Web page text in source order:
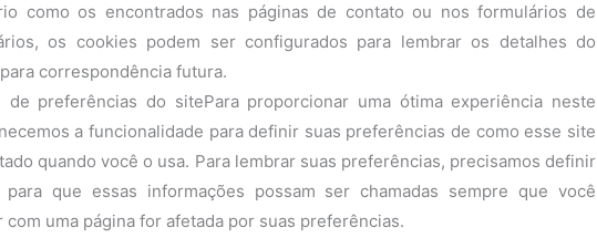
como os encontrados nas páginas de contato ou nos formulários de
os cookies podem ser configurados para lembrar os detalhes do
correspondência futura.
de preferências do sitePara proporcionar uma ótima experiência neste
a funcionalidade para definir suas preferências de como esse site
quando você o usa. Para lembrar suas preferências, precisamos definir
para que essas informações possam ser chamadas sempre que você
com uma página for afetada por suas preferências.